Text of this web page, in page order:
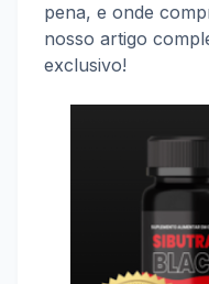
pena, e onde
nosso artigo
exclusivo!